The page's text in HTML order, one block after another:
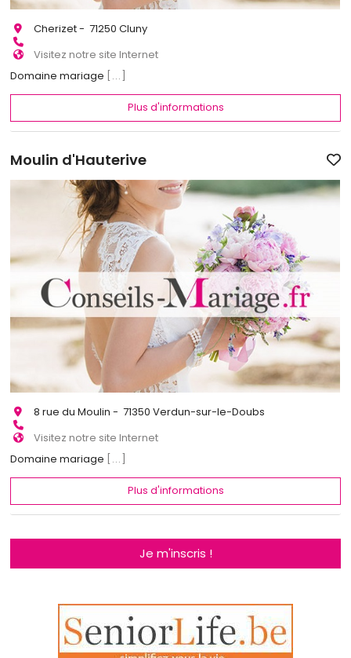
Cherizet - 71250 Cluny
Visitez notre site Internet
Domaine mariage [...]
Plus d'informations
Moulin d'Hauterive
8 rue du Moulin - 71350 Verdun-sur-le-Doubs
Visitez notre site Internet
Domaine mariage [...]
Plus d'informations
Je m'inscris !